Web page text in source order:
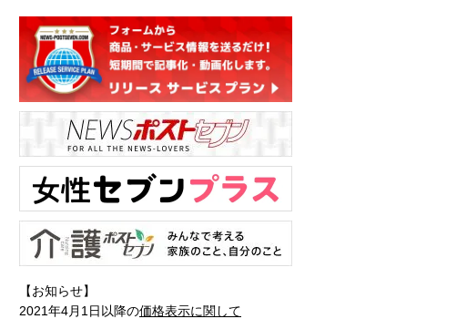
【お知らせ】
2021年4月1日以降の価格表示に関して